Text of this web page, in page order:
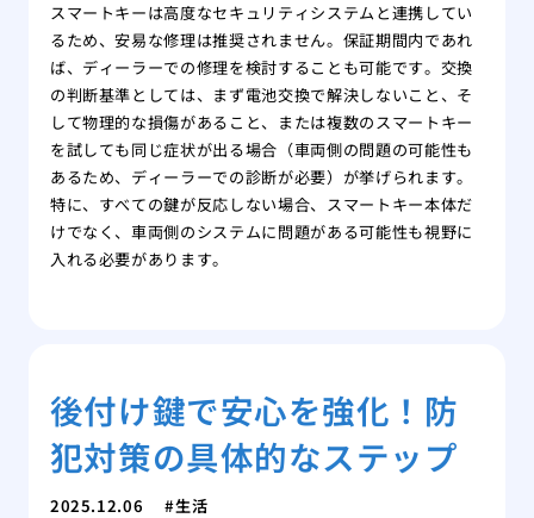
スマートキーは高度なセキュリティシステムと連携してい
るため、安易な修理は推奨されません。保証期間内であれ
ば、ディーラーでの修理を検討することも可能です。交換
の判断基準としては、まず電池交換で解決しないこと、そ
して物理的な損傷があること、または複数のスマートキー
を試しても同じ症状が出る場合（車両側の問題の可能性も
あるため、ディーラーでの診断が必要）が挙げられます。
特に、すべての鍵が反応しない場合、スマートキー本体だ
けでなく、車両側のシステムに問題がある可能性も視野に
入れる必要があります。
後付け鍵で安心を強化！防
犯対策の具体的なステップ
2025.12.06 生活